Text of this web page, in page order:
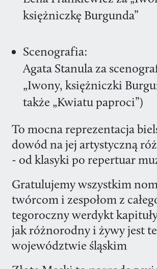
księżniczkę Burgunda”
Scenografia:
Agata Stanula za
„Iwony, księżniczki
także „Kwiatu paproci”)
To mocna reprezentacja
dowód na jej artystyczną
- od klasyki po repertuar
Gratulujemy wszystkim
twórcom i zespołom z
tegoroczny werdykt
jak różnorodny i żywy jest
województwie śląskim